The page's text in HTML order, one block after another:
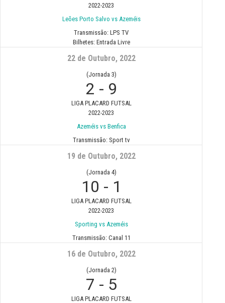
2022-2023
Leões Porto Salvo vs Azeméis
Transmissão: LPS TV
Bilhetes:Entrada Livre
22 de Outubro, 2022
(Jornada 3)
2 - 9
LIGA PLACARD FUTSAL
2022-2023
Azeméis vs Benfica
Transmissão:Sport tv
19 de Outubro, 2022
(Jornada 4)
10 - 1
LIGA PLACARD FUTSAL
2022-2023
Sporting vs Azeméis
Transmissão:Canal 11
16 de Outubro, 2022
(Jornada 2)
7 - 5
LIGA PLACARD FUTSAL